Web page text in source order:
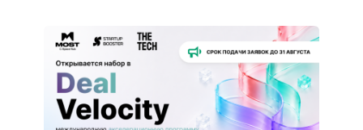
АЛМАТЫ:
КАК
AI
YOUTH
CAMP